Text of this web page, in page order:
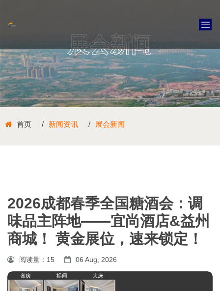
展会新闻
首页 新闻资讯 展会新闻
2026成都春季全国糖酒会：调
味品主阵地——宜尚酒店&益州
商城！ 黄金展位，速来锁定！
阅读量： 15 06 Aug, 2026